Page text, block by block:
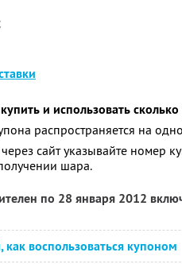
и использовать
распространяется на
сайт указывайте номер
шара.
по 28 января 2012
как воспользоваться купоном